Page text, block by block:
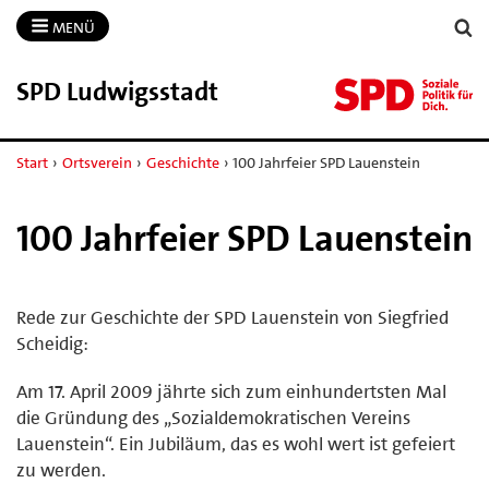
MENÜ
SPD Ludwigsstadt
Start › Ortsverein › Geschichte › 100 Jahrfeier SPD Lauenstein
100 Jahrfeier SPD Lauenstein
Rede zur Geschichte der SPD Lauenstein von Siegfried
Scheidig:
Am 17. April 2009 jährte sich zum einhundertsten Mal
die Gründung des „Sozialdemokratischen Vereins
Lauenstein“. Ein Jubiläum, das es wohl wert ist gefeiert
zu werden.